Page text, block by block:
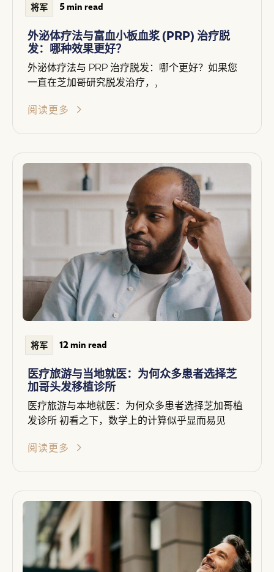
将军 5 min read
外泌体疗法与富血小板血浆 (PRP) 治疗脱
发：哪种效果更好？
外泌体疗法与 PRP 治疗脱发：哪个更好？如果您
一直在芝加哥研究脱发治疗，,
阅读更多
将军 12 min read
医疗旅游与当地就医：为何众多患者选择芝
加哥头发移植诊所
医疗旅游与本地就医：为何众多患者选择芝加哥植
发诊所 初看之下，数学上的计算似乎显而易见
阅读更多